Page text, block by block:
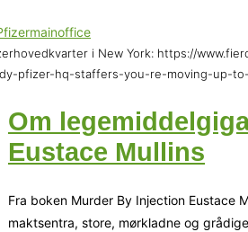
i New York: https://
pfizer-hq-staffers-you-re-moving-up-
Om
Eustace Mullins
Fra boken Murder By Injection Eustace
maktsentra, store, mørkladne og